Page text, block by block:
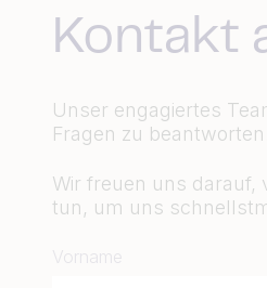
Kontakt
Unser engagiertes
Fragen zu beantworten.
Wir freuen uns darauf,
tun, um uns